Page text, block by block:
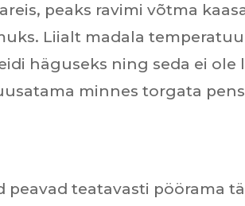
peaks ravimi võtma
Liialt madala
häguseks ning seda ei ole
minnes torgata
peavad teatavasti pöörama